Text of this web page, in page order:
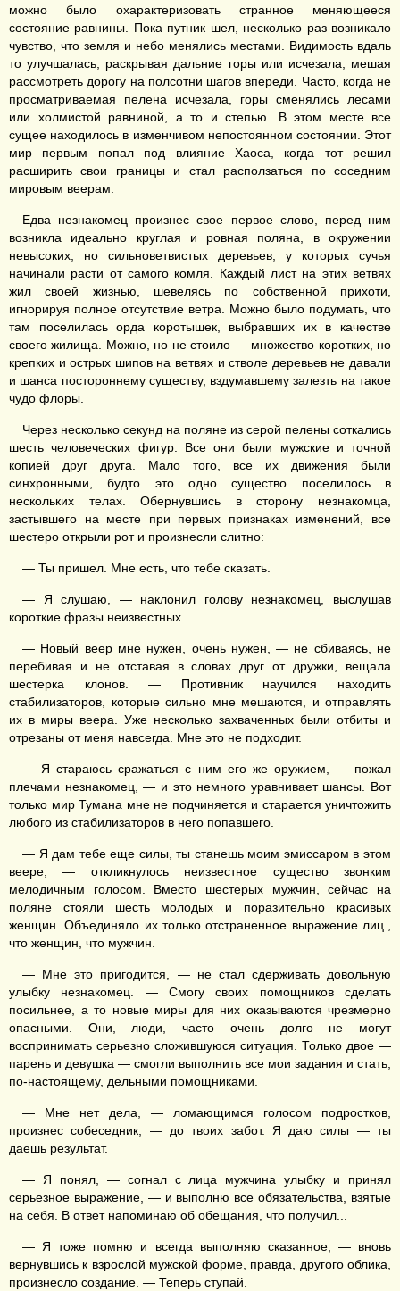
можно было охарактеризовать странное меняющееся
состояние равнины. Пока путник шел, несколько раз возникало
чувство, что земля и небо менялись местами. Видимость вдаль
то улучшалась, раскрывая дальние горы или исчезала, мешая
рассмотреть дорогу на полсотни шагов впереди. Часто, когда не
просматриваемая пелена исчезала, горы сменялись лесами
или холмистой равниной, а то и степью. В этом месте все
сущее находилось в изменчивом непостоянном состоянии. Этот
мир первым попал под влияние Хаоса, когда тот решил
расширить свои границы и стал расползаться по соседним
мировым веерам.
Едва незнакомец произнес свое первое слово, перед ним
возникла идеально круглая и ровная поляна, в окружении
невысоких, но сильноветвистых деревьев, у которых сучья
начинали расти от самого комля. Каждый лист на этих ветвях
жил своей жизнью, шевелясь по собственной прихоти,
игнорируя полное отсутствие ветра. Можно было подумать, что
там поселилась орда коротышек, выбравших их в качестве
своего жилища. Можно, но не стоило — множество коротких, но
крепких и острых шипов на ветвях и стволе деревьев не давали
и шанса постороннему существу, вздумавшему залезть на такое
чудо флоры.
Через несколько секунд на поляне из серой пелены соткались
шесть человеческих фигур. Все они были мужские и точной
копией друг друга. Мало того, все их движения были
синхронными, будто это одно существо поселилось в
нескольких телах. Обернувшись в сторону незнакомца,
застывшего на месте при первых признаках изменений, все
шестеро открыли рот и произнесли слитно:
— Ты пришел. Мне есть, что тебе сказать.
— Я слушаю, — наклонил голову незнакомец, выслушав
короткие фразы неизвестных.
— Новый веер мне нужен, очень нужен, — не сбиваясь, не
перебивая и не отставая в словах друг от дружки, вещала
шестерка клонов. — Противник научился находить
стабилизаторов, которые сильно мне мешаются, и отправлять
их в миры веера. Уже несколько захваченных были отбиты и
отрезаны от меня навсегда. Мне это не подходит.
— Я стараюсь сражаться с ним его же оружием, — пожал
плечами незнакомец, — и это немного уравнивает шансы. Вот
только мир Тумана мне не подчиняется и старается уничтожить
любого из стабилизаторов в него попавшего.
— Я дам тебе еще силы, ты станешь моим эмиссаром в этом
веере, — откликнулось неизвестное существо звонким
мелодичным голосом. Вместо шестерых мужчин, сейчас на
поляне стояли шесть молодых и поразительно красивых
женщин. Объединяло их только отстраненное выражение лиц.,
что женщин, что мужчин.
— Мне это пригодится, — не стал сдерживать довольную
улыбку незнакомец. — Смогу своих помощников сделать
посильнее, а то новые миры для них оказываются чрезмерно
опасными. Они, люди, часто очень долго не могут
воспринимать серьезно сложившуюся ситуация. Только двое —
парень и девушка — смогли выполнить все мои задания и стать,
по-настоящему, дельными помощниками.
— Мне нет дела, — ломающимся голосом подростков,
произнес собеседник, — до твоих забот. Я даю силы — ты
даешь результат.
— Я понял, — согнал с лица мужчина улыбку и принял
серьезное выражение, — и выполню все обязательства, взятые
на себя. В ответ напоминаю об обещания, что получил...
— Я тоже помню и всегда выполняю сказанное, — вновь
вернувшись к взрослой мужской форме, правда, другого облика,
произнесло создание. — Теперь ступай.